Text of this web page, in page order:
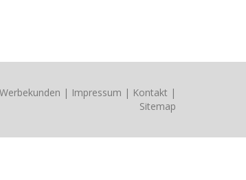
| Impressum | Kontakt |
Sitemap